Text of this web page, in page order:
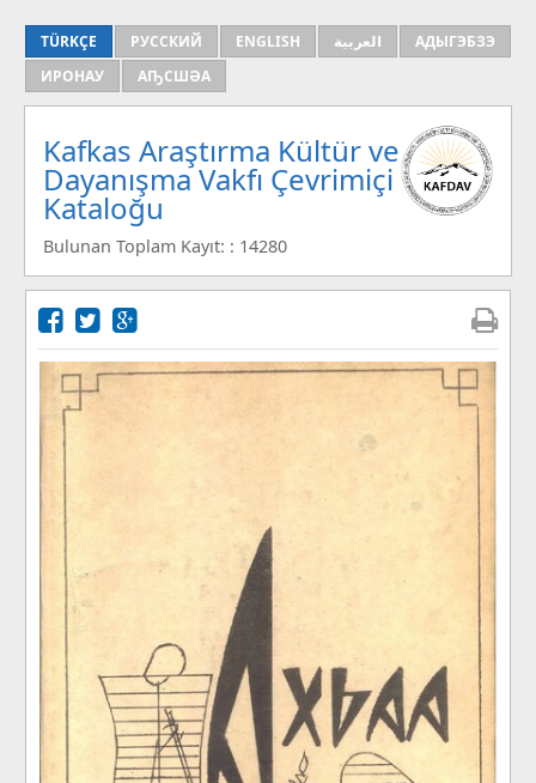
TÜRKÇE РУССКИЙ ENGLISH العربية
АДЫГЭБЗЭ
ИРОНАУ
АҦСШӘА
Kafkas Araştırma Kültür ve
Dayanışma Vakfı Çevrimiçi
Kataloğu
Bulunan Toplam Kayıt: : 14280